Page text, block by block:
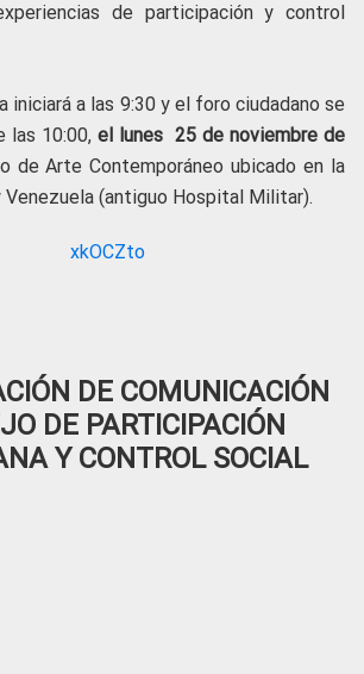
de participación y control
iniciará a las 9:30 y el foro ciudadano se
las 10:00, el lunes 25 de noviembre de
de Arte Contemporáneo ubicado en la
Venezuela (antiguo Hospital Militar).
DE COMUNICACIÓN
DE PARTICIPACIÓN
Y CONTROL SOCIAL